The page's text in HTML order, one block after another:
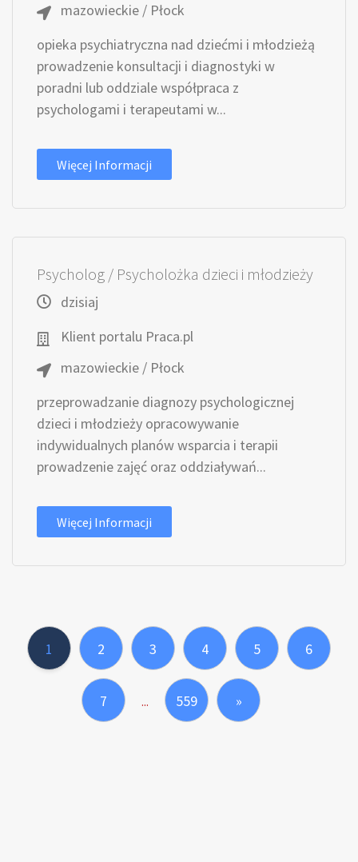
mazowieckie / Płock
opieka psychiatryczna nad dziećmi i młodzieżą
prowadzenie konsultacji i diagnostyki w
poradni lub oddziale współpraca z
psychologami i terapeutami w...
Więcej Informacji
Psycholog / Psycholożka dzieci i młodzieży
dzisiaj
Klient portalu Praca.pl
mazowieckie / Płock
przeprowadzanie diagnozy psychologicznej
dzieci i młodzieży opracowywanie
indywidualnych planów wsparcia i terapii
prowadzenie zajęć oraz oddziaływań...
Więcej Informacji
1 2 3 4 5 6
7 ... 559 »